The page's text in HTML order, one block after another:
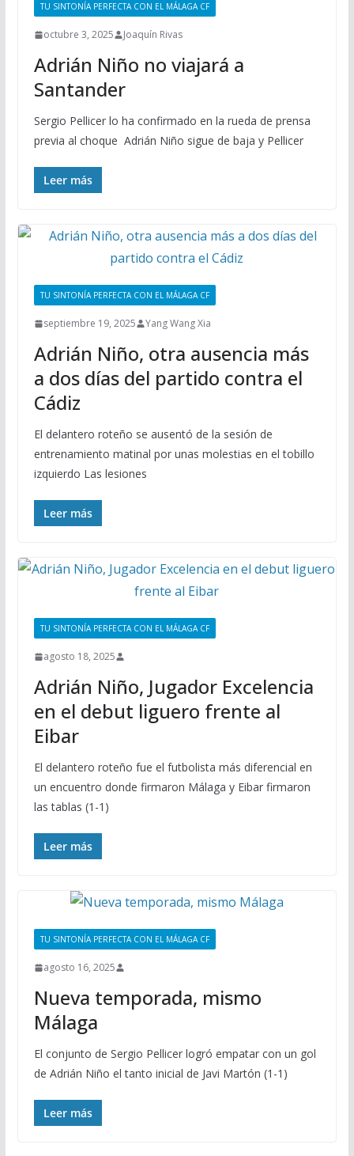
TU SINTONÍA PERFECTA CON EL MÁLAGA CF
octubre 3, 2025 Joaquín Rivas
Adrián Niño no viajará a
Santander
Sergio Pellicer lo ha confirmado en la rueda de prensa
previa al choque Adrián Niño sigue de baja y Pellicer
Leer más
TU SINTONÍA PERFECTA CON EL MÁLAGA CF
septiembre 19, 2025 Yang Wang Xia
Adrián Niño, otra ausencia más
a dos días del partido contra el
Cádiz
El delantero roteño se ausentó de la sesión de
entrenamiento matinal por unas molestias en el tobillo
izquierdo Las lesiones
Leer más
TU SINTONÍA PERFECTA CON EL MÁLAGA CF
agosto 18, 2025
Adrián Niño, Jugador Excelencia
en el debut liguero frente al
Eibar
El delantero roteño fue el futbolista más diferencial en
un encuentro donde firmaron Málaga y Eibar firmaron
las tablas (1-1)
Leer más
TU SINTONÍA PERFECTA CON EL MÁLAGA CF
agosto 16, 2025
Nueva temporada, mismo
Málaga
El conjunto de Sergio Pellicer logró empatar con un gol
de Adrián Niño el tanto inicial de Javi Martón (1-1)
Leer más